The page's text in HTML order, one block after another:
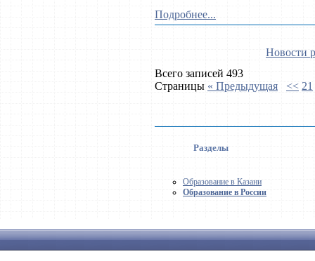
Подробнее...
Новости
Всего записей 493
Страницы « Предыдущая << 21
Разделы
Образование в Казани
Образование в России